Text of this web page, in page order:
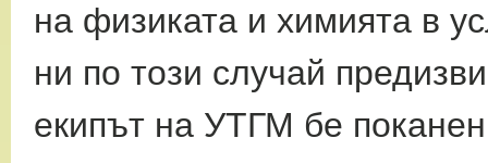
на физиката и химията в
ни по този случай
екипът на УТГМ бе